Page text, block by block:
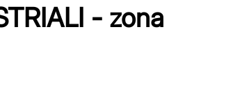
- zona